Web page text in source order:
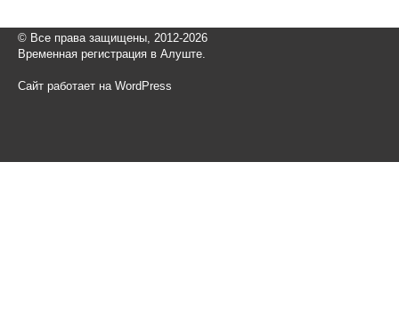
© Все права защищены, 2012-2026
Временная регистрация в Алуште.
Сайт работает на WordPress